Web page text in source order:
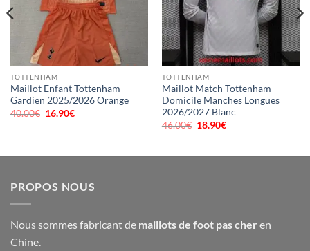
TOTTENHAM
Maillot Enfant Tottenham
Gardien 2025/2026 Orange
40.00€ Le
16.90€Le
TOTTENHAM
Maillot Match Tottenham
Domicile Manches Longues
2026/2027 Blanc
46.00€ Le
18.90€Le
PROPOS NOUS
Nous sommes fabricant de maillots de foot pas cher en
Chine.